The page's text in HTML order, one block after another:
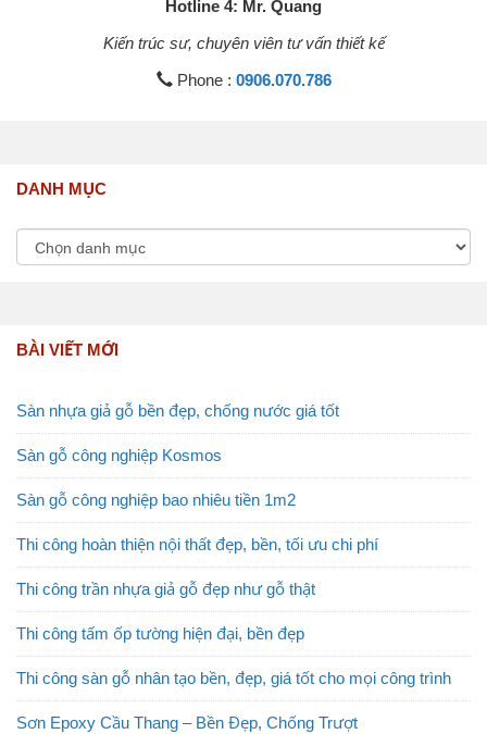
Hotline 4: Mr. Quang
Kiến trúc sư, chuyên viên tư vấn thiết kế
Phone : 0906.070.786
DANH MỤC
BÀI VIẾT MỚI
Sàn nhựa giả gỗ bền đẹp, chống nước giá tốt
Sàn gỗ công nghiệp Kosmos
Sàn gỗ công nghiệp bao nhiêu tiền 1m2
Thi công hoàn thiện nội thất đẹp, bền, tối ưu chi phí
Thi công trần nhựa giả gỗ đẹp như gỗ thật
Thi công tấm ốp tường hiện đại, bền đẹp
Thi công sàn gỗ nhân tạo bền, đẹp, giá tốt cho mọi công trình
Sơn Epoxy Cầu Thang – Bền Đẹp, Chống Trượt